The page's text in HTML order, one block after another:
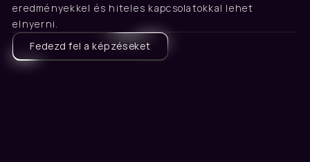
eredményekkel és hiteles kapcsolatokkal lehet
elnyerni.
Fedezd fel a képzéseket